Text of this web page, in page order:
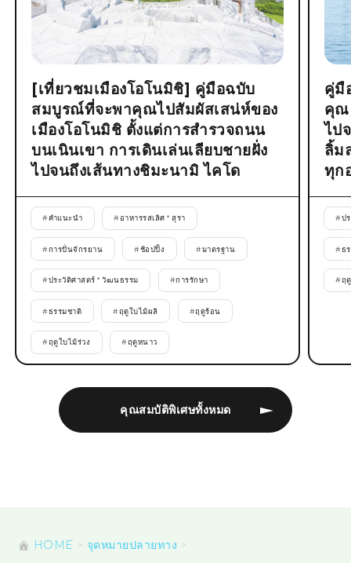
คุณสมบัติพิเศษทั้งหมด
[เที่ยวชมเมืองโอโนมิชิ] คู่มือฉบับ
สมบูรณ์ที่จะพาคุณไปสัมผัสเสน่ห์ของ
เมืองโอโนมิชิ ตั้งแต่การสำรวจถนน
บนเนินเขา การเดินเล่นเลียบชายฝั่ง
ไปจนถึงเส้นทางชิมะนามิ ไคโด
#คำแนะนำ # อาหารรสเลิศ * สุรา
#การปั่นจักรยาน #ช้อปปิ้ง #มาตรฐาน
#ประวัติศาสตร์ * วัฒนธรรม #การรักษา
#ธรรมชาติ #ฤดูใบไม้ผลิ #ฤดูร้อน
#ฤดูใบไม้ร่วง #ฤดูหนาว
คู่มื
คุณ
ไป
ลิ้ม
ทุก
#ป
#ธ
#ฤ
HOME จุดหมายปลายทาง